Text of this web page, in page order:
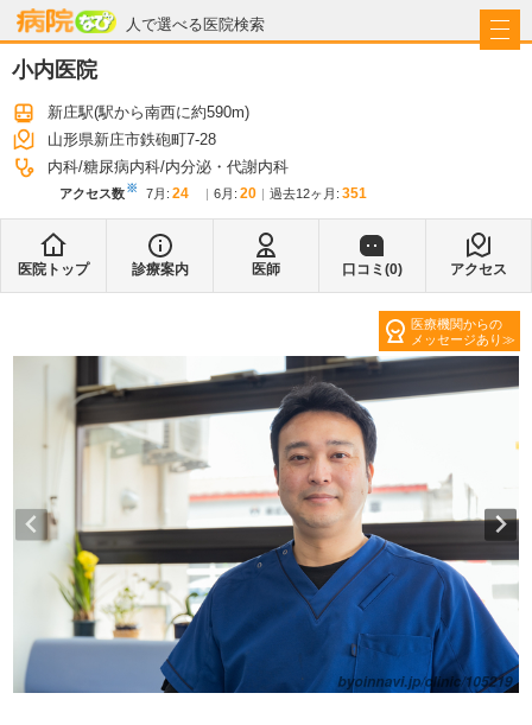
人で選べる医院検索
病院なび
小内医院
新庄駅(駅から南西に約590m)
山形県新庄市鉄砲町7-28
内科 糖尿病内科 内分泌・代謝内科
アクセス数※ 7月 : 24 6月 : 20 過去12ヶ月: 351
医院トップ 診療案内 医師 口コミ(0) アクセス
医療機関からの
メッセージあり